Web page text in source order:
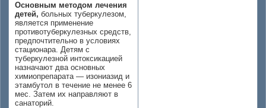
Основным методом лечения
детей, больных туберкулезом,
является применение
противотуберкулезных средств,
предпочтительно в условиях
стационара. Детям с
туберкулезной интоксикацией
назначают два основных
химиопрепарата — изониазид и
этамбутол в течение не менее 6
мес. Затем их направляют в
санаторий.